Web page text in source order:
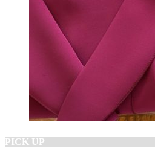
PICK UP